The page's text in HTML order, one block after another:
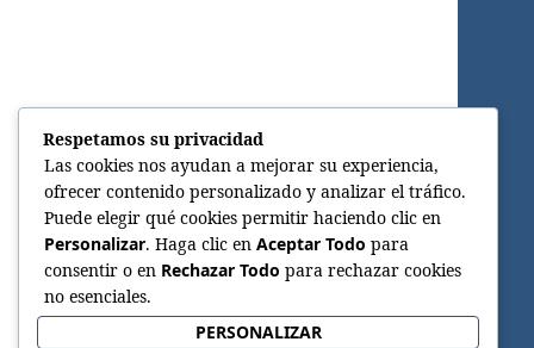
Respetamos su privacidad
Las cookies nos ayudan a mejorar su experiencia,
ofrecer contenido personalizado y analizar el tráfico.
Puede elegir qué cookies permitir haciendo clic en
Personalizar. Haga clic en Aceptar Todo para
consentir o en Rechazar Todo para rechazar cookies
no esenciales.
PERSONALIZAR